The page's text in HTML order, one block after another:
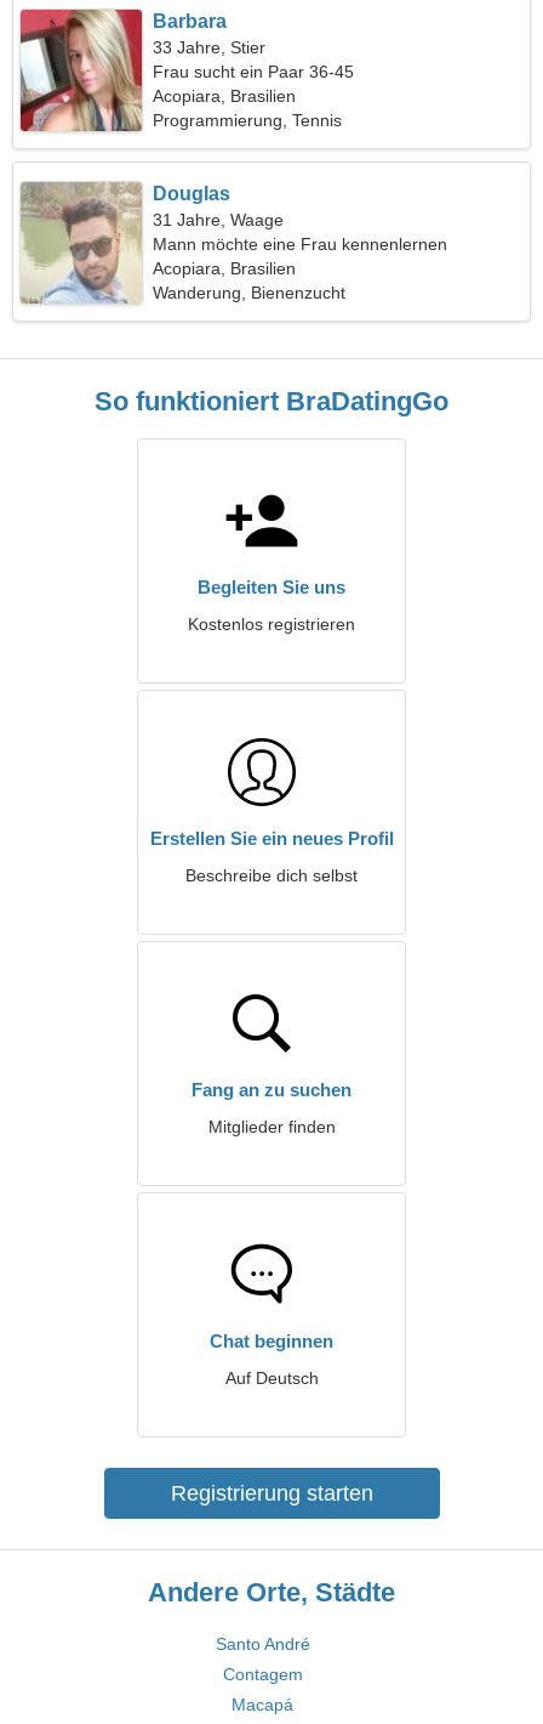
Barbara
33 Jahre, Stier
Frau sucht ein Paar 36-45
Acopiara, Brasilien
Programmierung, Tennis
Douglas
31 Jahre, Waage
Mann möchte eine Frau kennenlernen
Acopiara, Brasilien
Wanderung, Bienenzucht
So funktioniert BraDatingGo
Begleiten Sie uns
Kostenlos registrieren
Erstellen Sie ein neues Profil
Beschreibe dich selbst
Fang an zu suchen
Mitglieder finden
Chat beginnen
Auf Deutsch
Registrierung starten
Andere Orte, Städte
Santo André
Contagem
Macapá